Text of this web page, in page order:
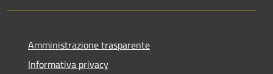
Amministrazione trasparente
Informativa privacy